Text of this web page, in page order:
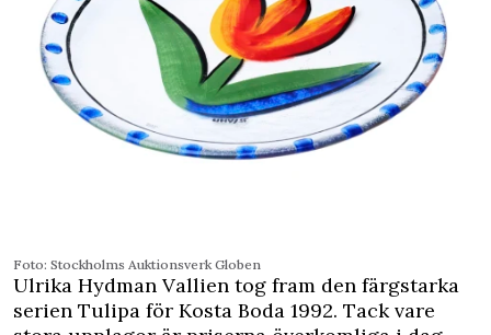
Foto: Stockholms ­Auktionsverk Globen
Ulrika Hydman Vallien tog fram den färgstarka
serien Tulipa för ­Kosta Boda 1992. Tack vare